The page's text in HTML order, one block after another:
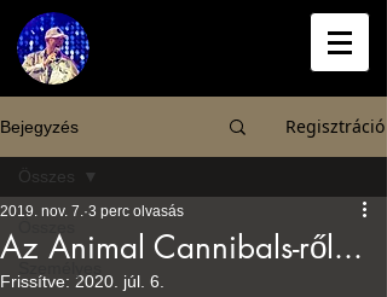
Bejegyzés Regisztráció
Összes
Az Animal Cannibals-ről...
2019. nov. 7. 3 perc olvasás
Frissítve: 2020. júl. 6.